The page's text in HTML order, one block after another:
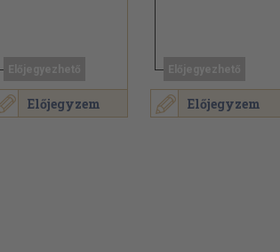
Előjegyzem Előjegyzem